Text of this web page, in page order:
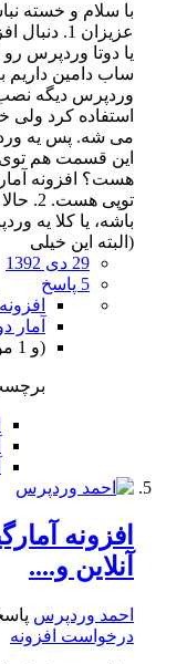
با سلام و خسته
عزیزان 1.
یا دوتا وردپرس
ساب دامین داریم
وردپرس دیگه نصب
استفاده کرد ولی
می شه. پس یه
این قسمت هم
هست؟ افزونه
توپی
باشه، یا کلا یه
(البته این خیلی
29 دی 1392
5 پاسخ
آمار
(و 1 مورد دیگر)
افزونه
آنلاین و....
احمد وردپرس
درخواست افزونه